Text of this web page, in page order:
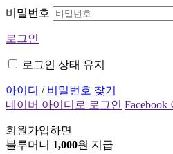
비밀번호
로그인
로그인 상태 유지
아이디 / 비밀번호 찾기
네이버 아이디로 로그인
회원가입하면
블루머니 1,000원 지급